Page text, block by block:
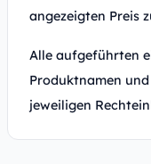
angezeigten Preis
Alle aufgeführten
Produktnamen
jeweiligen